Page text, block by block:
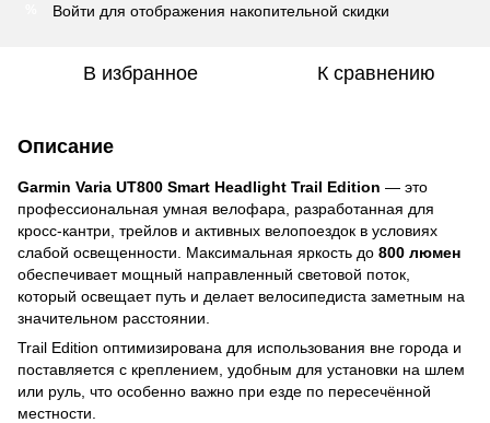
Войти для отображения накопительной скидки
В избранное К сравнению
Описание
Garmin Varia UT800 Smart Headlight Trail Edition — это
профессиональная умная велофара, разработанная для
кросс-кантри, трейлов и активных велопоездок в условиях
слабой освещенности. Максимальная яркость до 800 люмен
обеспечивает мощный направленный световой поток,
который освещает путь и делает велосипедиста заметным на
значительном расстоянии.
Trail Edition оптимизирована для использования вне города и
поставляется с креплением, удобным для установки на шлем
или руль, что особенно важно при езде по пересечённой
местности.